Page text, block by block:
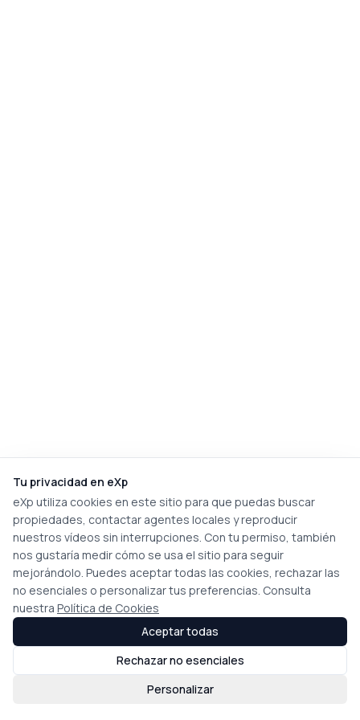
Tu privacidad en eXp
eXp utiliza cookies en este sitio para que puedas buscar
propiedades, contactar agentes locales y reproducir
nuestros vídeos sin interrupciones. Con tu permiso, también
nos gustaría medir cómo se usa el sitio para seguir
mejorándolo. Puedes aceptar todas las cookies, rechazar las
no esenciales o personalizar tus preferencias. Consulta
nuestra Política de Cookies
Personalizar
Rechazar no esenciales
Aceptar todas